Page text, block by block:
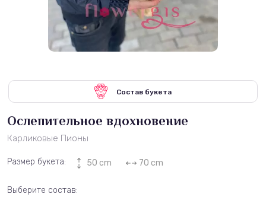
Состав букета
Ослепительное вдохновение
Карликовые Пионы
Размер букета: 50 cm 70 cm
Выберите состав: